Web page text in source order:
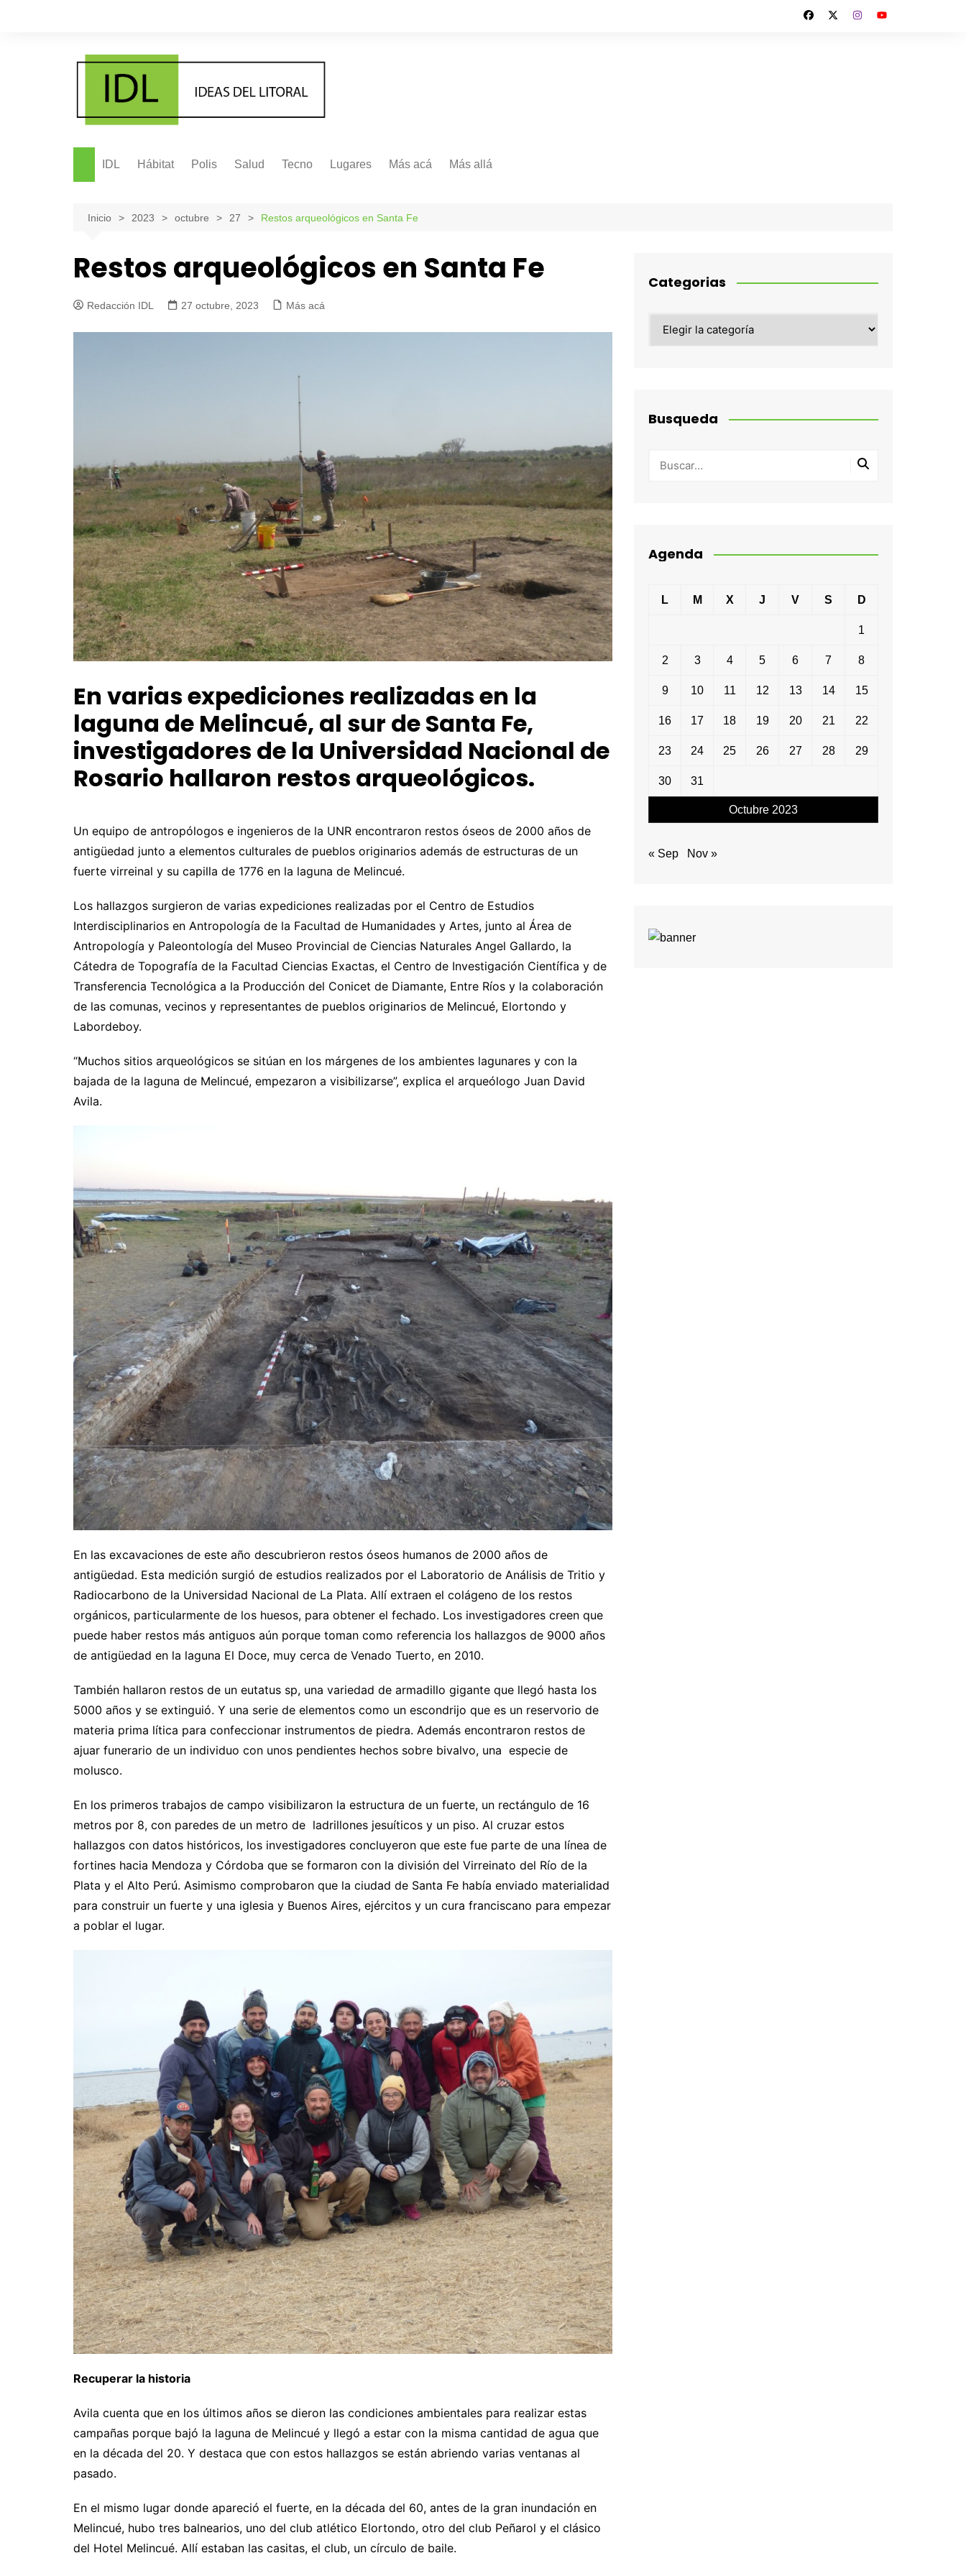
IDL Hábitat Polis Salud Tecno Lugares Más acá Más allá
Inicio 2023 octubre 27 Restos arqueológicos en Santa Fe
Restos arqueológicos en Santa Fe
Redacción IDL 27 octubre, 2023 Más acá
En varias expediciones realizadas en la
laguna de Melincué, al sur de Santa Fe,
investigadores de la Universidad Nacional de
Rosario hallaron restos arqueológicos.
Un equipo de antropólogos e ingenieros de la UNR encontraron restos óseos de 2000 años de
antigüedad junto a elementos culturales de pueblos originarios además de estructuras de un
fuerte virreinal y su capilla de 1776 en la laguna de Melincué.
Los hallazgos surgieron de varias expediciones realizadas por el Centro de Estudios
Interdisciplinarios en Antropología de la Facultad de Humanidades y Artes, junto al Área de
Antropología y Paleontología del Museo Provincial de Ciencias Naturales Angel Gallardo, la
Cátedra de Topografía de la Facultad Ciencias Exactas, el Centro de Investigación Científica y de
Transferencia Tecnológica a la Producción del Conicet de Diamante, Entre Ríos y la colaboración
de las comunas, vecinos y representantes de pueblos originarios de Melincué, Elortondo y
Labordeboy.
“Muchos sitios arqueológicos se sitúan en los márgenes de los ambientes lagunares y con la
bajada de la laguna de Melincué, empezaron a visibilizarse”, explica el arqueólogo Juan David
Avila.
En las excavaciones de este año descubrieron restos óseos humanos de 2000 años de
antigüedad. Esta medición surgió de estudios realizados por el Laboratorio de Análisis de Tritio y
Radiocarbono de la Universidad Nacional de La Plata. Allí extraen el colágeno de los restos
orgánicos, particularmente de los huesos, para obtener el fechado. Los investigadores creen que
puede haber restos más antiguos aún porque toman como referencia los hallazgos de 9000 años
de antigüedad en la laguna El Doce, muy cerca de Venado Tuerto, en 2010.
También hallaron restos de un eutatus sp, una variedad de armadillo gigante que llegó hasta los
5000 años y se extinguió. Y una serie de elementos como un escondrijo que es un reservorio de
materia prima lítica para confeccionar instrumentos de piedra. Además encontraron restos de
ajuar funerario de un individuo con unos pendientes hechos sobre bivalvo, una especie de
molusco.
En los primeros trabajos de campo visibilizaron la estructura de un fuerte, un rectángulo de 16
metros por 8, con paredes de un metro de ladrillones jesuíticos y un piso. Al cruzar estos
hallazgos con datos históricos, los investigadores concluyeron que este fue parte de una línea de
fortines hacia Mendoza y Córdoba que se formaron con la división del Virreinato del Río de la
Plata y el Alto Perú. Asimismo comprobaron que la ciudad de Santa Fe había enviado materialidad
para construir un fuerte y una iglesia y Buenos Aires, ejércitos y un cura franciscano para empezar
a poblar el lugar.
Recuperar la historia
Avila cuenta que en los últimos años se dieron las condiciones ambientales para realizar estas
campañas porque bajó la laguna de Melincué y llegó a estar con la misma cantidad de agua que
en la década del 20. Y destaca que con estos hallazgos se están abriendo varias ventanas al
pasado.
En el mismo lugar donde apareció el fuerte, en la década del 60, antes de la gran inundación en
Melincué, hubo tres balnearios, uno del club atlético Elortondo, otro del club Peñarol y el clásico
del Hotel Melincué. Allí estaban las casitas, el club, un círculo de baile.
Categorias
Busqueda
Agenda
Octubre 2023
L M X J V S D
1
2 3 4 5 6 7 8
9 10 11 12 13 14 15
16 17 18 19 20 21 22
23 24 25 26 27 28 29
30 31
« Sep Nov »